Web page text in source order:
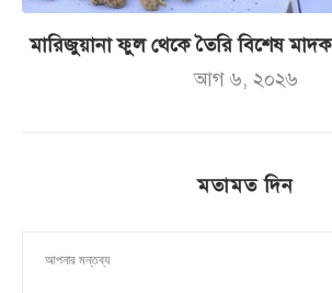
মারিজুয়ানা ফুল থেকে তৈরি বিশেষ
আগ ৬, ২০২৬
মতামত দিন